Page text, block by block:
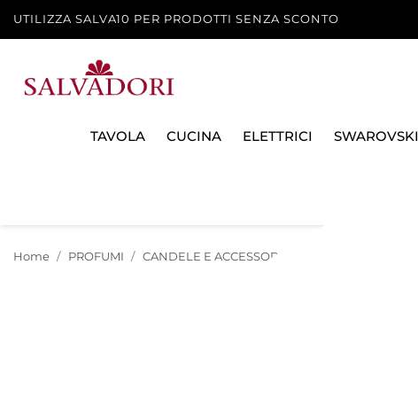
UTILIZZA SALVA10 PER PRODOTTI SENZA SCONTO
TAVOLA CUCINA ELETTRICI SWAROVSKI
Home PROFUMI CANDELE E ACCESSORI